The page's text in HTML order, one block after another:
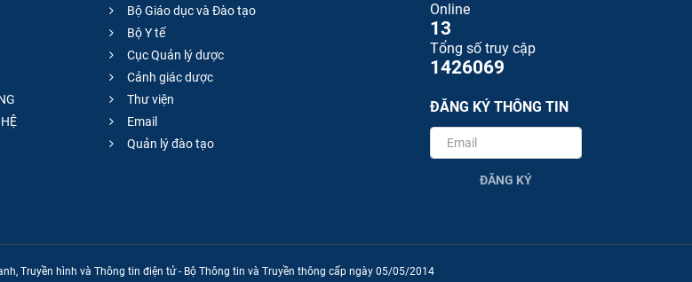
Bộ Giáo dục và Đào tạo
Bộ Y tế
Cục Quản lý dược
Cảnh giác dược
Thư viện
Email
Quản lý đào tạo
Online
13
Tổng số truy cập
1426069
ĐĂNG KÝ THÔNG TIN
ĐĂNG KÝ
Truyền hình và Thông tin điện tử - Bộ Thông tin và Truyền thông cấp ngày 05/05/2014